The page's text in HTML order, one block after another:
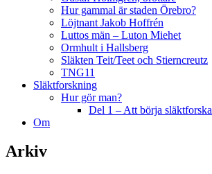
Hur gammal är staden Örebro?
Löjtnant Jakob Hoffrén
Luttos män – Luton Miehet
Ormhult i Hallsberg
Släkten Teit/Teet och Stierncreutz
TNG11
Släktforskning
Hur gör man?
Del 1 – Att börja släktforska
Om
Arkiv